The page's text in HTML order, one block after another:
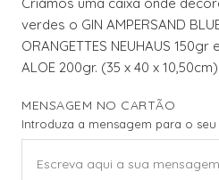
verdes o GIN AMPERSAND
ORANGETTES NEUHAUS 150gr
ALOE 200gr. (35 x 40 x 10,50cm).
MENSAGEM NO CARTÃO
Introduza a mensagem para o seu